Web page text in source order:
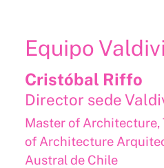
Equipo
Cristóbal Riffo
Director sede
Master of Architecture,
of Architecture
Austral de Chile